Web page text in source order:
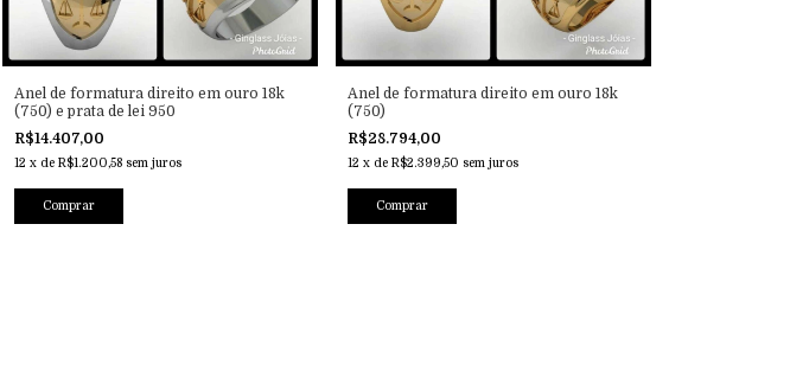
Anel de formatura direito em ouro 18k
(750) e prata de lei 950
R$14.407,00
12 x de R$1.200,58 sem juros
Anel de formatura direito em ouro 18k
(750)
R$28.794,00
12 x de R$2.399,50 sem juros